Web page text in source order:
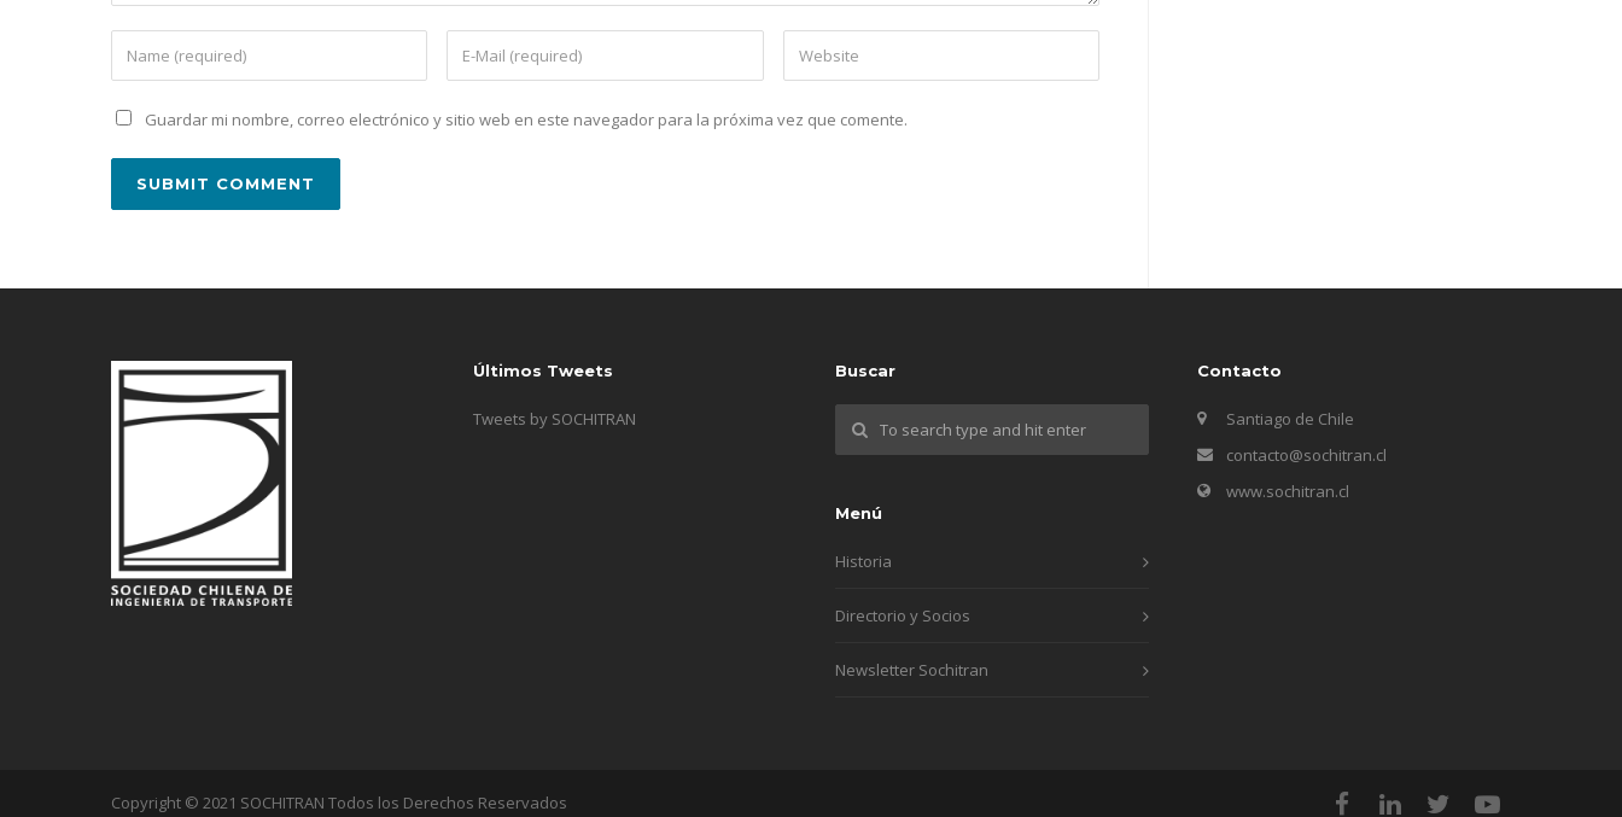
Guardar mi nombre, correo electrónico y sitio web en este navegador para la próxima vez que comente.
Últimos Tweets
Tweets by SOCHITRAN
Buscar
Menú
Historia
Directorio y Socios
Newsletter Sochitran
Contacto
Santiago de Chile
contacto@sochitran.cl
www.sochitran.cl
Copyright © 2021 SOCHITRAN Todos los Derechos Reservados